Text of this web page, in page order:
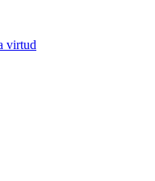
virtud